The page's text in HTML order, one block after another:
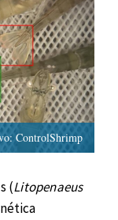
ControlShrimp
(Litopenaeus